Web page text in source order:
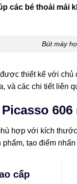
các bé thoải mái
Bút máy
thiết kế với chủ
và các chi tiết liên
606
hợp với kích
tạo điểm
cấp